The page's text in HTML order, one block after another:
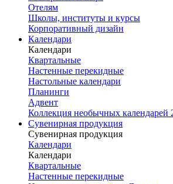
Отелям
Школы, институты и курсы
Корпоративный дизайн
Календари
Календари
Квартальные
Настенные перекидные
Настольные календари
Планинги
Адвент
Коллекция необычных календарей
Сувенирная продукция
Сувенирная продукция
Календари
Календари
Квартальные
Настенные перекидные